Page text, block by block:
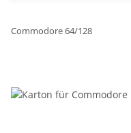
Commodore 64/128